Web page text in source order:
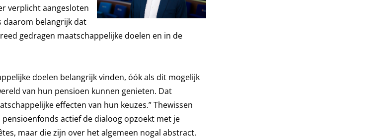
verplicht aangesloten
daarom belangrijk dat
gedragen maatschappelijke doelen en in de
doelen belangrijk vinden, óók als dit mogelijk
van hun pensioen kunnen genieten. Dat
effecten van hun keuzes.” Thewissen
actief de dialoog opzoekt met je
maar die zijn over het algemeen nogal abstract.